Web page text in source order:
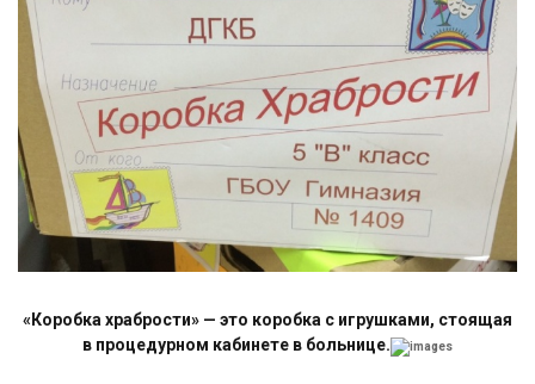
«Коробка храбрости» — это коробка с игрушками, стоящая
в процедурном кабинете в больнице.